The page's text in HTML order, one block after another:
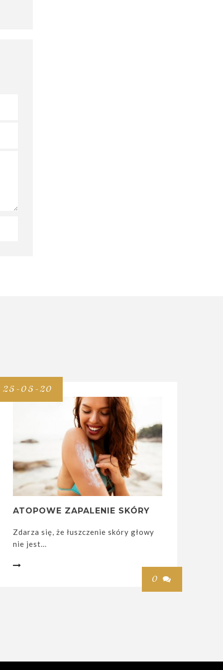
25-05-20
0 
ATOPOWE ZAPALENIE SKÓRY
Zdarza się, że łuszczenie skóry głowy
nie jest...
